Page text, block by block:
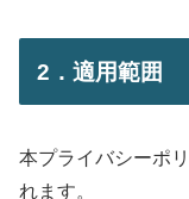
2．適用範囲
本プライバシーポ
れます。